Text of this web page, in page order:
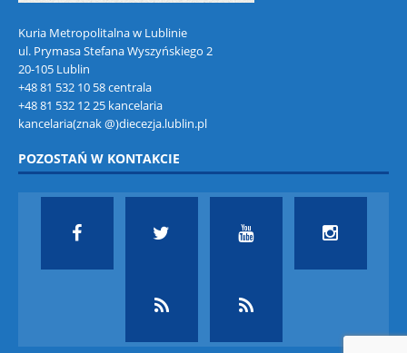
Kuria Metropolitalna w Lublinie
ul. Prymasa Stefana Wyszyńskiego 2
20-105 Lublin
+48 81 532 10 58 centrala
+48 81 532 12 25 kancelaria
kancelaria(znak @)diecezja.lublin.pl
POZOSTAŃ W KONTAKCIE